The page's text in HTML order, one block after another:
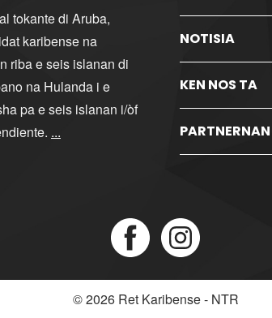
tokante di Aruba,
karibense na
riba e seis islanan di
na Hulanda i e
pa e seis islanan i/òf
...
NOTISIA
KEN NOS TA
PARTNERNAN
© 2026 Ret Karibense - NTR